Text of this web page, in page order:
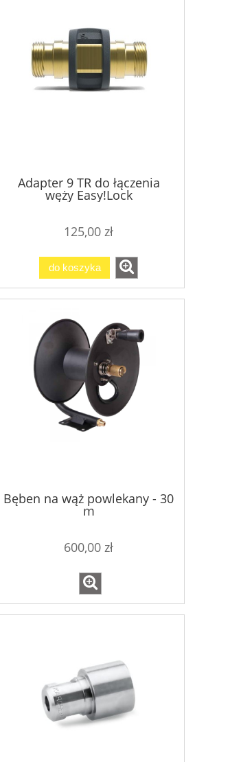
do koszyka
Adapter 9 TR do łączenia
węży Easy!Lock
125,00 zł
do koszyka
Bęben na wąż powlekany - 30
m
600,00 zł